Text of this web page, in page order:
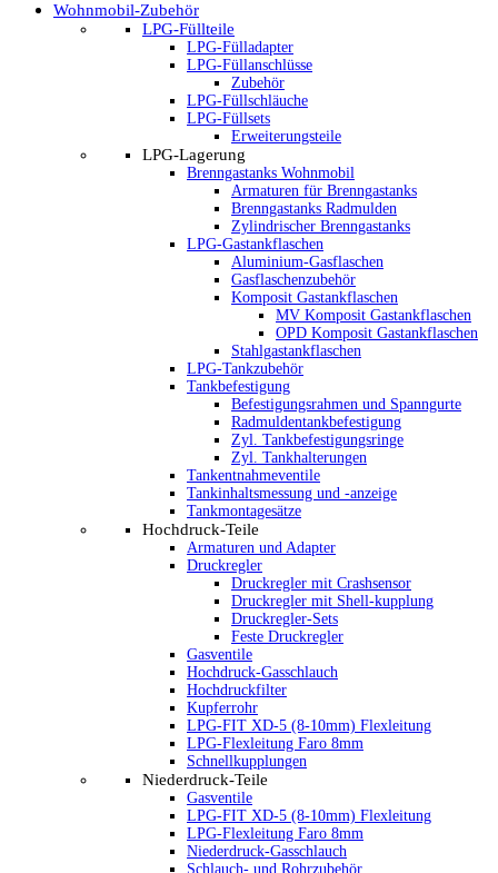
Wohnmobil-Zubehör
LPG-Füllteile
LPG-Fülladapter
LPG-Füllanschlüsse
Zubehör
LPG-Füllschläuche
LPG-Füllsets
Erweiterungsteile
LPG-Lagerung
Brenngastanks Wohnmobil
Armaturen für Brenngastanks
Brenngastanks Radmulden
Zylindrischer Brenngastanks
LPG-Gastankflaschen
Aluminium-Gasflaschen
Gasflaschenzubehör
Komposit Gastankflaschen
MV Komposit Gastankflaschen
OPD Komposit Gastankflaschen
Stahlgastankflaschen
LPG-Tankzubehör
Tankbefestigung
Befestigungsrahmen und Spanngurte
Radmuldentankbefestigung
Zyl. Tankbefestigungsringe
Zyl. Tankhalterungen
Tankentnahmeventile
Tankinhaltsmessung und -anzeige
Tankmontagesätze
Hochdruck-Teile
Armaturen und Adapter
Druckregler
Druckregler mit Crashsensor
Druckregler mit Shell-kupplung
Druckregler-Sets
Feste Druckregler
Gasventile
Hochdruck-Gasschlauch
Hochdruckfilter
Kupferrohr
LPG-FIT XD-5 (8-10mm) Flexleitung
LPG-Flexleitung Faro 8mm
Schnellkupplungen
Niederdruck-Teile
Gasventile
LPG-FIT XD-5 (8-10mm) Flexleitung
LPG-Flexleitung Faro 8mm
Niederdruck-Gasschlauch
Schlauch- und Rohrzubehör